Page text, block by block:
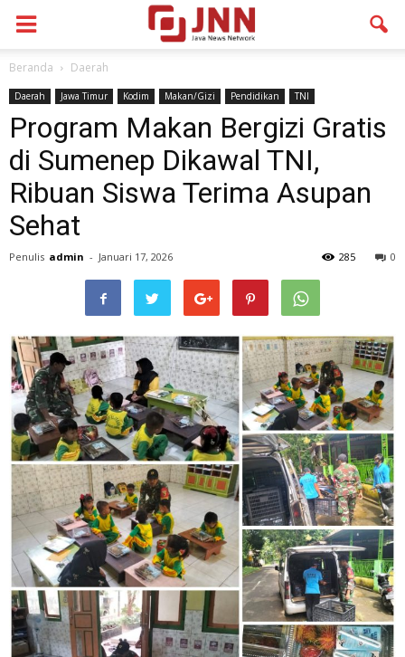
Beranda Daerah
Daerah Jawa Timur Kodim Makan/Gizi Pendidikan TNI
Program Makan Bergizi Gratis
di Sumenep Dikawal TNI,
Ribuan Siswa Terima Asupan
Sehat
Penulis admin - Januari 17, 2026 0
285